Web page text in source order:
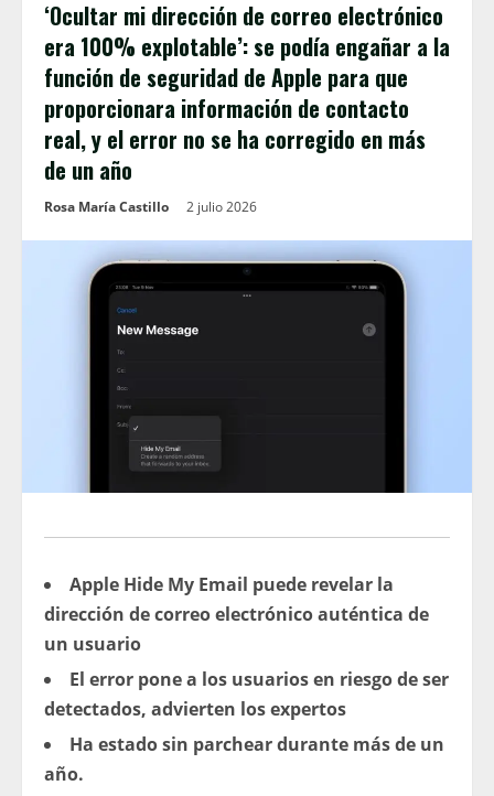
‘Ocultar mi dirección de correo electrónico
era 100% explotable’: se podía engañar a la
función de seguridad de Apple para que
proporcionara información de contacto
real, y el error no se ha corregido en más
de un año
Rosa María Castillo 2 julio 2026
Apple Hide My Email puede revelar la
dirección de correo electrónico auténtica de
un usuario
El error pone a los usuarios en riesgo de ser
detectados, advierten los expertos
Ha estado sin parchear durante más de un
año.